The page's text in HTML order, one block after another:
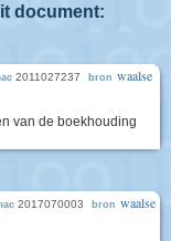
document:
2011027237 bron waalse
van de boekhouding
2017070003 bron waalse